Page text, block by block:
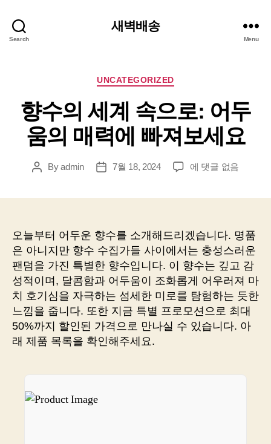
Search
새벽배송
Menu
Categories
UNCATEGORIZED
향수의 세계 속으로: 어두
움의 매력에 빠져보세요
PostByadmin
Post7월 18, 2024
향
속
으
로:
어
두
움
의
매
에 댓글 없음
오늘부터 어두운 향수를 소개해드리겠습니다. 명품
은 아니지만 향수 수집가들 사이에서는 충성스러운
팬덤을 가진 특별한 향수입니다. 이 향수는 깊고 감
성적이며, 달콤함과 어두움이 조화롭게 어우러져 마
치 호기심을 자극하는 섬세한 미로를 탐험하는 듯한
느낌을 줍니다. 또한 지금 특별 프로모션으로 최대
50%까지 할인된 가격으로 만나실 수 있습니다. 아
래 제품 목록을 확인해주세요.